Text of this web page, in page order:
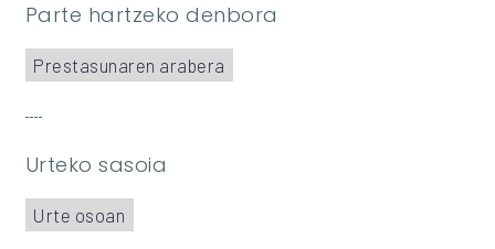
Parte hartzeko denbora
Prestasunaren arabera
Urteko sasoia
Urte osoan